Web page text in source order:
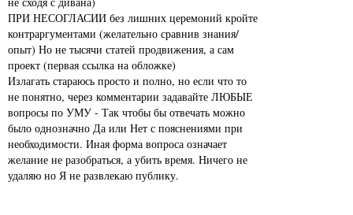
ПРИ НЕСОГЛАСИИ без лишних церемоний кройте
контраргументами (желательно сравнив знания/
опыт) Но не тысячи статей продвижения, а сам
проект (первая ссылка на обложке)
Излагать стараюсь просто и полно, но если что то
не понятно, через комментарии задавайте ЛЮБЫЕ
вопросы по УМУ - Так чтобы бы отвечать можно
было однозначно Да или Нет с пояснениями при
необходимости. Иная форма вопроса означает
желание не разобраться, а убить время. Ничего не
удаляю но Я не развлекаю публику.